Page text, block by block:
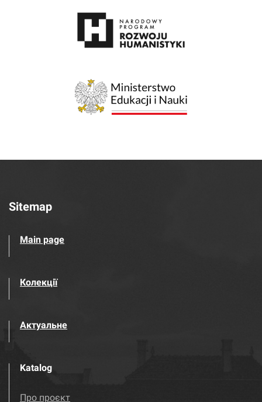
Sitemap
Main page
Колекції
Актуальне
Katalog
Про проєкт